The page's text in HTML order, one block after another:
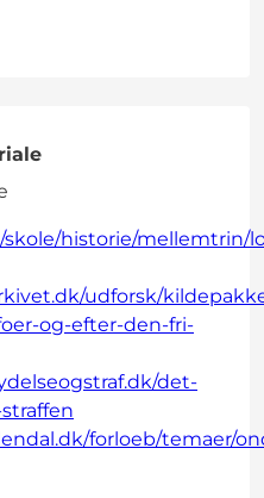
skole/historie/mellemtrin/
udforsk/
og-efter-den-fri-
det-
forloeb/temaer/